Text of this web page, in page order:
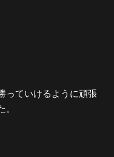
っていけるように頑張